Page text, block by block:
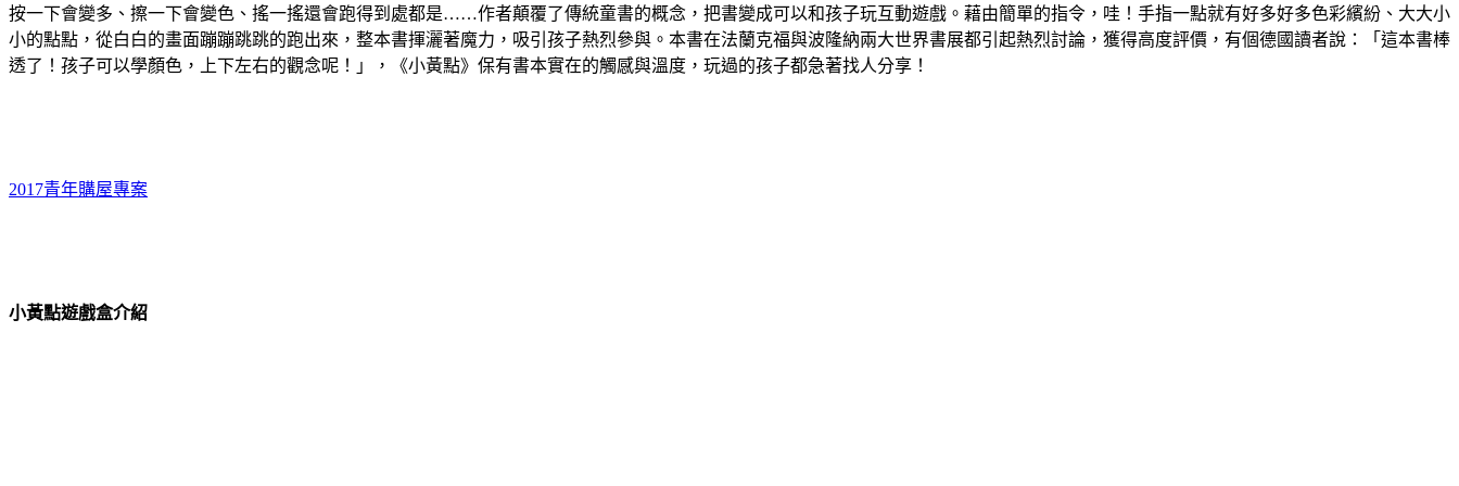
按一下會變多、擦一下會變色、搖一搖還會跑得到處都是……作者顛覆了傳統童書的概念，把書變成可以和孩子玩互動遊戲。藉由簡單的指令，哇！手指一點就有好多好多色彩繽紛、大大小
小的點點，從白白的畫面蹦蹦跳跳的跑出來，整本書揮灑著魔力，吸引孩子熱烈參與。本書在法蘭克福與波隆納兩大世界書展都引起熱烈討論，獲得高度評價，有個德國讀者說：「這本書棒
透了！孩子可以學顏色，上下左右的觀念呢！」，《小黃點》保有書本實在的觸感與溫度，玩過的孩子都急著找人分享！
2017青年購屋專案
小黃點遊戲盒介紹